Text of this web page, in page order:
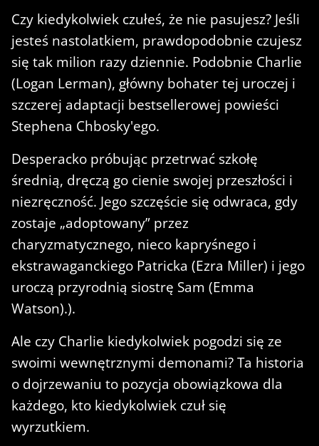
Czy kiedykolwiek czułeś, że nie pasujesz? Jeśli
jesteś nastolatkiem, prawdopodobnie czujesz
się tak milion razy dziennie. Podobnie Charlie
(Logan Lerman), główny bohater tej uroczej i
szczerej adaptacji bestsellerowej powieści
Stephena Chbosky'ego.
Desperacko próbując przetrwać szkołę
średnią, dręczą go cienie swojej przeszłości i
niezręczność. Jego szczęście się odwraca, gdy
zostaje „adoptowany” przez
charyzmatycznego, nieco kapryśnego i
ekstrawaganckiego Patricka (Ezra Miller) i jego
uroczą przyrodnią siostrę Sam (Emma
Watson).).
Ale czy Charlie kiedykolwiek pogodzi się ze
swoimi wewnętrznymi demonami? Ta historia
o dojrzewaniu to pozycja obowiązkowa dla
każdego, kto kiedykolwiek czuł się
wyrzutkiem.